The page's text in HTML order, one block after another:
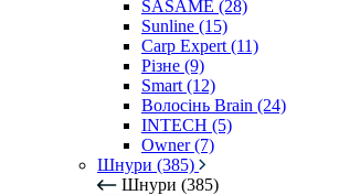
SASAME (28)
Sunline (15)
Carp Expert (11)
Різне (9)
Smart (12)
Волосінь Brain (24)
INTECH (5)
Owner (7)
Шнури (385)
Шнури (385)